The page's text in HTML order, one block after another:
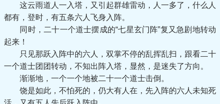
这云雨道人一入塔，又引起群雄雷动，人一多了，什么人
都有，登时，有五条六人飞身入阵。
同时，二十一个道士摆成的“七星玄门阵”复又急剧地转动
起来！
只见那跃入阵中的六人，双掌不停的乱挥乱扫，跟看二十
一个道士团团转动，不知出阵入塔，显然，是迷失了方向。
渐渐地，一个一个地被二十一个道士击倒。
饶是如此，不怕死的，仍大有人在，先入阵的六人未知死